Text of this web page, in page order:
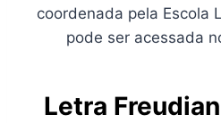
coordenada pela Escola
pode ser acessada
Letra